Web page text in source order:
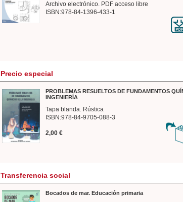
Archivo electrónico. PDF acceso libre
ISBN:978-84-1396-433-1
Precio especial
PROBLEMAS RESUELTOS DE FUNDAMENTOS
INGENIERÍA
Tapa blanda. Rústica
ISBN:978-84-9705-088-3
2,00 €
Transferencia social
Bocados de mar. Educación primaria